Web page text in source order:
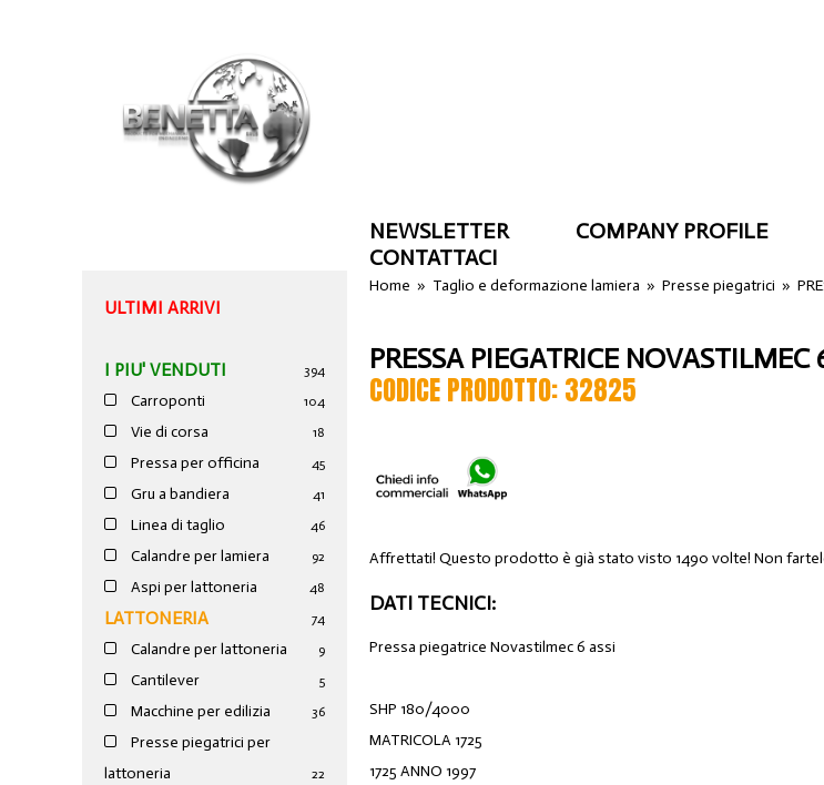
NEWSLETTER COMPANY PROFILE
CONTATTACI
ULTIMI ARRIVI
I PIU' VENDUTI 394
Carroponti 104
Vie di corsa 18
Pressa per officina 45
Gru a bandiera 41
Linea di taglio 46
Calandre per lamiera 92
Aspi per lattoneria 48
LATTONERIA 74
Calandre per lattoneria 9
Cantilever 5
Macchine per edilizia 36
Presse piegatrici per
lattoneria
22
Home » Taglio e deformazione lamiera »Presse piegatrici »
PRESSA PIEGATRICE NOVASTILMEC
CODICE PRODOTTO: 32825
Affrettati! Questo prodotto è già stato visto 1490 volte! Non
DATI TECNICI:
Pressa piegatrice Novastilmec 6 assi
SHP 180/4000
MATRICOLA 1725
1725 ANNO 1997